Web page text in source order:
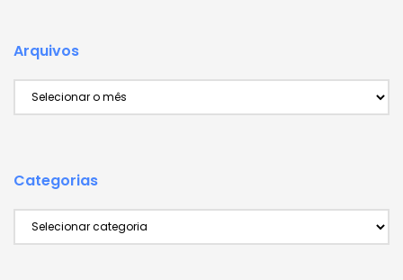
Arquivos
Arquivos
Categorias
Categorias